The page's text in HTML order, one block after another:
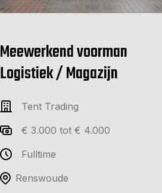
Meewerkend voorman
Logistiek / Magazijn
Tent Trading
€ 3.000 tot € 4.000
Fulltime
Renswoude